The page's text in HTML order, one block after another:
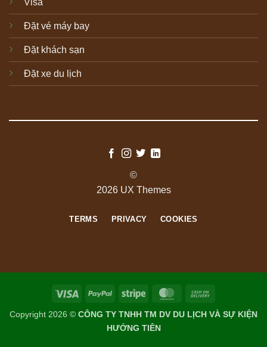
Visa
Đặt vé máy bay
Đặt khách sạn
Đặt xe du lịch
©
2026 UX Themes
TERMS PRIVACY COOKIES
Visa PayPal Stripe MasterCard
Delivery
Copyright 2026 © CÔNG TY TNHH TM DV DU LỊCH VÀ SỰ KIỆN
HƯỚNG TIÊN